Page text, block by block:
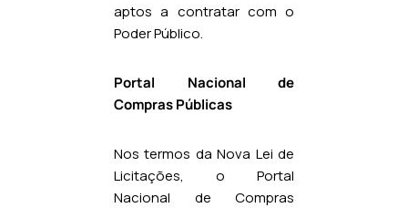
aptos a contratar com o
Poder Público.
Portal Nacional de
Compras Públicas
Nos termos da Nova Lei de
Licitações, o Portal
Nacional de Compras